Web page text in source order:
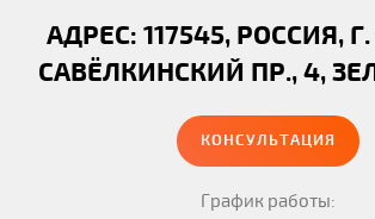
АДРЕС: 117545, РОССИЯ,
САВЁЛКИНСКИЙ ПР., 4,
КОНСУЛЬТАЦИЯ
График работы: